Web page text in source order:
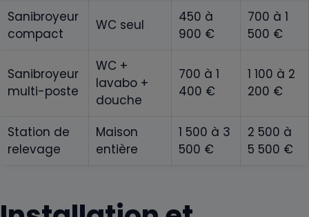
Sanibroyeur
compact
WC seul
450 à
900 €
700 à 1
500 €
Sanibroyeur
multi-poste
WC +
lavabo +
douche
700 à 1
400 €
1 100 à 2
200 €
Station de
relevage
Maison
entière
1 500 à 3
500 €
2 500 à
5 500 €